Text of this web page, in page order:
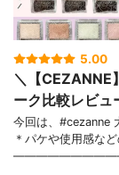
5.00
＼【CEZANNE
ーク比較レビ
今回は、#cezanne
＊パケや使用感な